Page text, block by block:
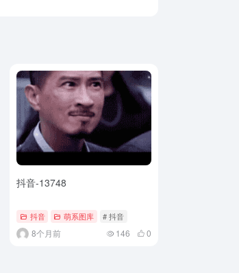
抖音-13748
抖音 萌系图库 # 抖音
8个月前 146 0